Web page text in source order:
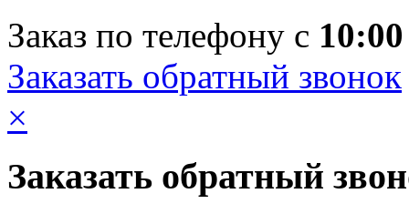
Заказ по телефону с 10:00
Заказать обратный звонок
×
Заказать обратный